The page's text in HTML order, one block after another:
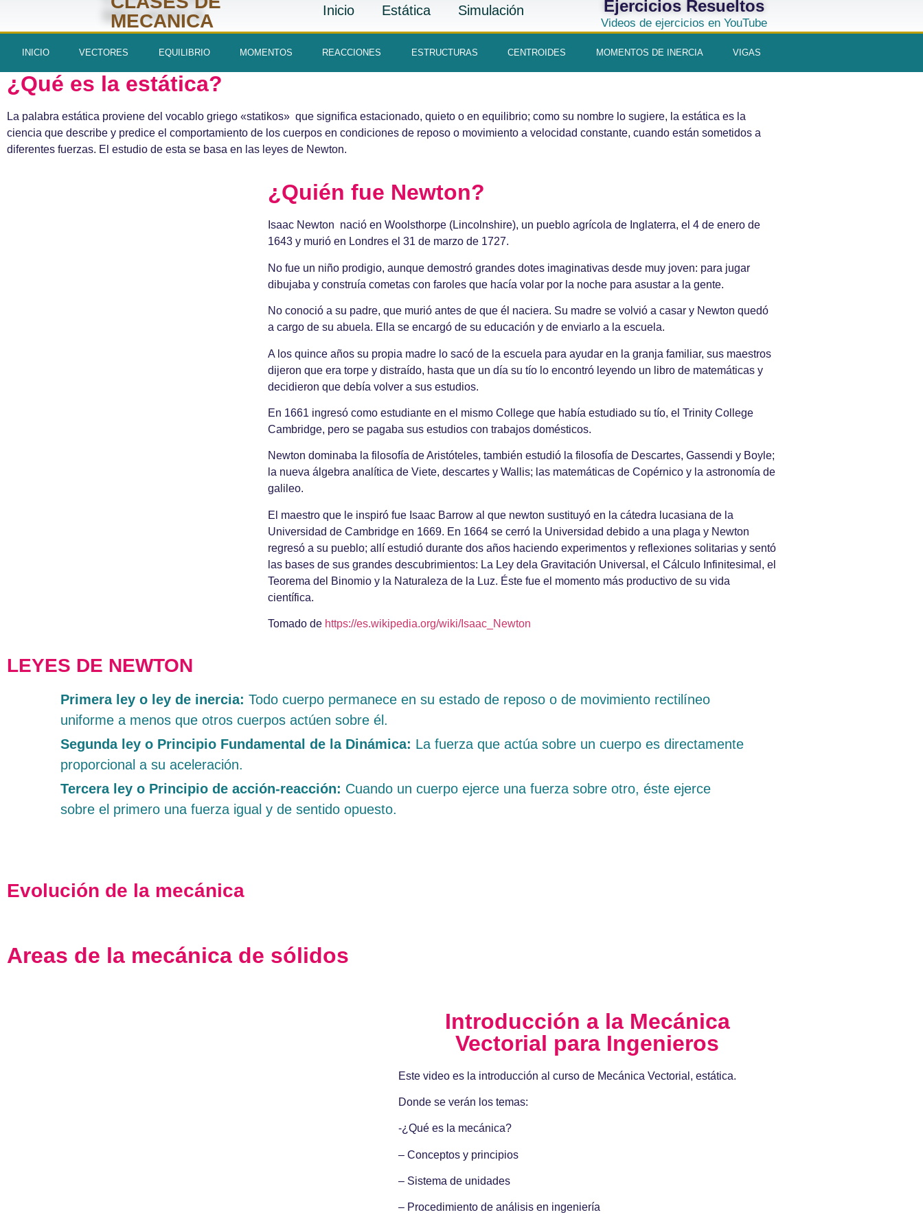
MECANICA
Inicio Estática Simulación Ejercicios Resueltos
Videos de ejercicios en YouTube
INICIO VECTORES EQUILIBRIO MOMENTOS REACCIONES ESTRUCTURAS CENTROIDES MOMENTOS DE INERCIA VIGAS
¿Qué es la estática?
La palabra estática proviene del vocablo griego «statikos» que significa estacionado, quieto o en equilibrio; como su nombre lo sugiere, la estática es la
ciencia que describe y predice el comportamiento de los cuerpos en condiciones de reposo o movimiento a velocidad constante, cuando están sometidos a
diferentes fuerzas. El estudio de esta se basa en las leyes de Newton.
¿Quién fue Newton?
Isaac Newton nació en Woolsthorpe (Lincolnshire), un pueblo agrícola de Inglaterra, el 4 de enero de
1643 y murió en Londres el 31 de marzo de 1727.
No fue un niño prodigio, aunque demostró grandes dotes imaginativas desde muy joven: para jugar
dibujaba y construía cometas con faroles que hacía volar por la noche para asustar a la gente.
No conoció a su padre, que murió antes de que él naciera. Su madre se volvió a casar y Newton quedó
a cargo de su abuela. Ella se encargó de su educación y de enviarlo a la escuela.
A los quince años su propia madre lo sacó de la escuela para ayudar en la granja familiar, sus maestros
dijeron que era torpe y distraído, hasta que un día su tío lo encontró leyendo un libro de matemáticas y
decidieron que debía volver a sus estudios.
En 1661 ingresó como estudiante en el mismo College que había estudiado su tío, el Trinity College
Cambridge, pero se pagaba sus estudios con trabajos domésticos.
​Newton dominaba la filosofía de Aristóteles, también estudió la filosofía de Descartes, Gassendi y Boyle;
la nueva álgebra analítica de Viete, descartes y Wallis; las matemáticas de Copérnico y la astronomía de
galileo.
El maestro que le inspiró fue Isaac Barrow al que newton sustituyó en la cátedra lucasiana de la
Universidad de Cambridge en 1669. En 1664 se cerró la Universidad debido a una plaga y Newton
regresó a su pueblo; allí estudió durante dos años haciendo experimentos y reflexiones solitarias y sentó
las bases de sus grandes descubrimientos: La Ley dela Gravitación Universal, el Cálculo Infinitesimal, el
Teorema del Binomio y la Naturaleza de la Luz. Éste fue el momento más productivo de su vida
científica.
Tomado de https://es.wikipedia.org/wiki/Isaac_Newton
LEYES DE NEWTON
Primera ley o ley de inercia: Todo cuerpo permanece en su estado de reposo o de movimiento rectilíneo
uniforme a menos que otros cuerpos actúen sobre él.
Segunda ley o Principio Fundamental de la Dinámica: La fuerza que actúa sobre un cuerpo es directamente
proporcional a su aceleración.
Tercera ley o Principio de acción-reacción: Cuando un cuerpo ejerce una fuerza sobre otro, éste ejerce
sobre el primero una fuerza igual y de sentido opuesto.
Evolución de la mecánica
Areas de la mecánica de sólidos
Introducción a la Mecánica
Vectorial para Ingenieros
Este video es la introducción al curso de Mecánica Vectorial, estática.
Donde se verán los temas:
-¿Qué es la mecánica?
– Conceptos y principios
– Sistema de unidades
– Procedimiento de análisis en ingeniería